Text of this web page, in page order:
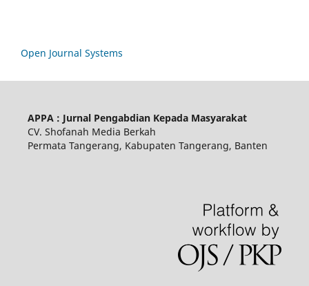
Open Journal Systems
APPA : Jurnal Pengabdian Kepada Masyarakat
CV. Shofanah Media Berkah
Permata Tangerang, Kabupaten Tangerang, Banten